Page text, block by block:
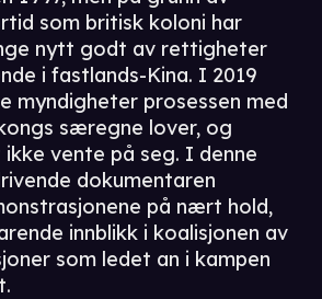
som britisk koloni har
nytt godt av rettigheter
i fastlands-Kina. I 2019
myndigheter prosessen med
særegne lover, og
vente på seg. I denne
dokumentaren
på nært hold,
innblikk i koalisjonen av
som ledet an i kampen